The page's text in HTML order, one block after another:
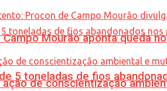
5 toneladas de fios
Mourão aponta queda
de conscientização